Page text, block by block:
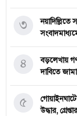
নয়াদিল্লিতে
৩
বড়লেখায়
দাবিতে
৪
উদ্ধার,
৫